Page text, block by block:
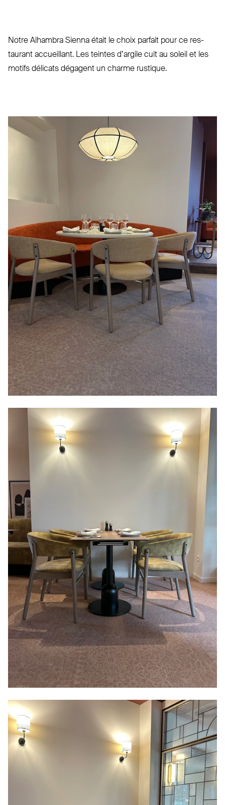
Notre Alhambra Sienna était le choix parfait pour ce res­
taurant accueillant. Les teintes d’argile cuit au soleil et les
motifs délicats dégagent un charme rustique.